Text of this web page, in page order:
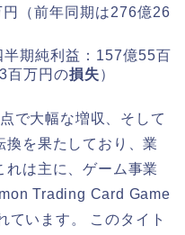
（前年同期は276億26
期純利益：157億55百
百万円の損失）
で大幅な増収、そして
換を果たしており、業
れは主に、ゲーム事業
Trading Card Game
ています。 このタイト